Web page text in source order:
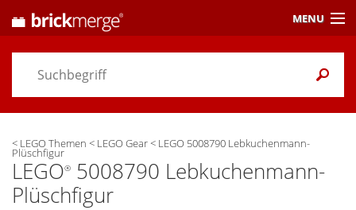
< LEGO Themen < LEGO Gear< LEGO 5008790 Lebkuchenmann-
Plüschfigur
LEGO® 5008790 Lebkuchenmann-
Plüschfigur
MENU
Preisvergleich
Themen/ Händler
Alarme& Wunschlisten